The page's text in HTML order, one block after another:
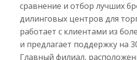
сравнение и отбор лучших
дилинговых центров для
работает с клиентами из
и предлагает поддержку на
Главный филиал,